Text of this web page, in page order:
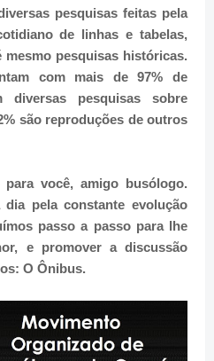
pesquisas feitas pela
de linhas e tabelas,
pesquisas históricas.
com mais de 97% de
diversas pesquisas sobre
são reproduções de outros
você, amigo busólogo.
pela constante evolução
passo a passo para lhe
e promover a discussão
O Ônibus.